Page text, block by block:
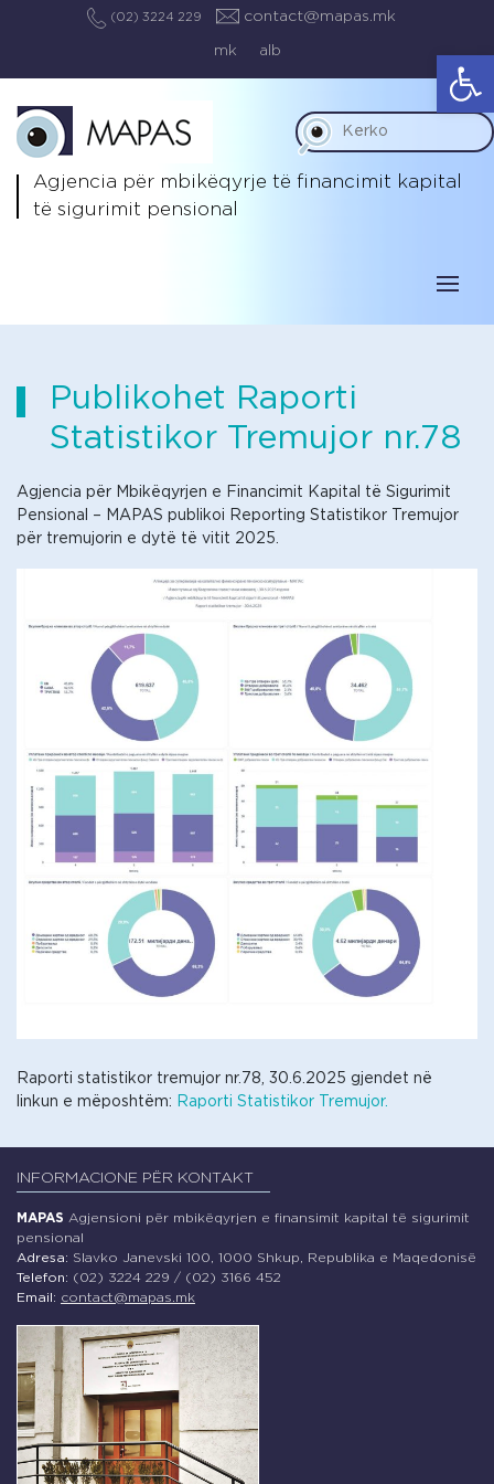
(02) 3224 229 contact@mapas.mk
mk alb
Agjencia për mbikëqyrje të financimit kapital
të sigurimit pensional
Publikohet Raporti
Statistikor Tremujor nr.78
Agjencia për Mbikëqyrjen e Financimit Kapital të Sigurimit
Pensional – MAPAS publikoi Reporting Statistikor Tremujor
për tremujorin e dytë të vitit 2025.
Raporti statistikor tremujor nr.78, 30.6.2025 gjendet në
linkun e mëposhtëm:
Raporti Statistikor Tremujor.
INFORMACIONE PËR KONTAKT
MAPAS Agjensioni për mbikëqyrjen e finansimit kapital të sigurimit
pensional
Adresa: Slavko Janevski 100, 1000 Shkup, Republika e Maqedonisë
Telefon: (02) 3224 229 / (02) 3166 452
Email: contact@mapas.mk